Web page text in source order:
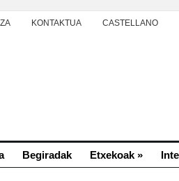
KONTAKTUA CASTELLANO
Begiradak Etxekoak »